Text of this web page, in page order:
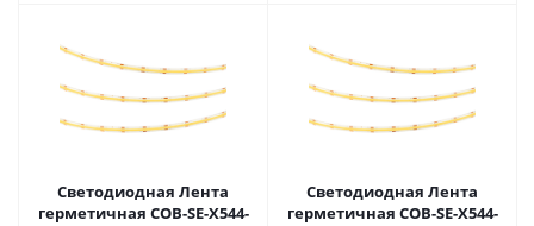
Светодиодная Лента
герметичная COB-SE-X544-
Светодиодная Лента
герметичная COB-SE-X544-